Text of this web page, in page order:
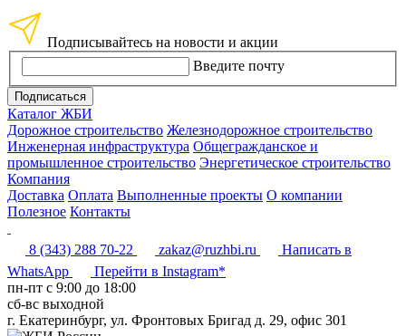
Подписывайтесь на новости и акции
Введите почту
Подписаться
Каталог ЖБИ
Дорожное строительство Железнодорожное строительство
Инженерная инфраструктура Общегражданское и
промышленное строительство Энергетическое строительство
Компания
Доставка Оплата Выполненные проекты О компании
Полезное Контакты
8 (343) 288 70-22 zakaz@ruzhbi.ru
Написать в
WhatsApp
Перейти в Instagram*
пн-пт c 9:00 до 18:00
сб-вс выходной
г. Екатеринбург, ул. Фронтовых Бригад д. 29, офис 301